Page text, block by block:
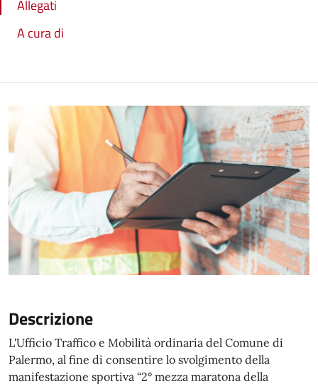
Allegati
A cura di
Descrizione
L'Ufficio Traffico e Mobilità ordinaria del Comune di
Palermo, al fine di consentire lo svolgimento della
manifestazione sportiva “2° mezza maratona della